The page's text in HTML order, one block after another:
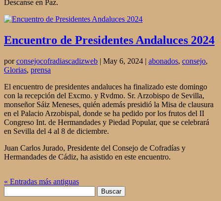
Descanse en Paz.
Encuentro de Presidentes Andaluces 2024
porconsejocofradiascadizweb | May 6, 2024 | abonados, consejo,
Glorias, prensa
El encuentro de presidentes andaluces ha finalizado este domingo
con la recepción del Excmo. y Rvdmo. Sr. Arzobispo de Sevilla,
monseñor Sáiz Meneses, quién además presidió la Misa de clausura
en el Palacio Arzobispal, donde se ha pedido por los frutos del II
Congreso Int. de Hermandades y Piedad Popular, que se celebrará
en Sevilla del 4 al 8 de diciembre.
Juan Carlos Jurado, Presidente del Consejo de Cofradías y
Hermandades de Cádiz, ha asistido en este encuentro.
« Entradas más antiguas